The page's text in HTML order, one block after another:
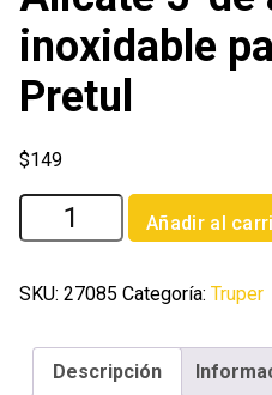
inoxidable
Pretul
$149
Alicate
5'
acero
para
unas
Añadir al
SKU: 27085 Categoría: Truper
Descripción